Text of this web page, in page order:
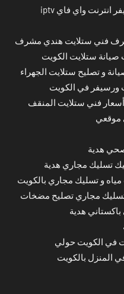
فني ستلايت مركزي المنقف رسيفر انترنت واي فاي iptv
فني ستلايت هندي مشرف
ستلايت الكويت
و تصليح ستلايت الجهراء
ورسيفر في الكويت
فني ستلايت المنقف
موقعي
هدية
تسليك مجاري هدية
و تسليك مجاري بالكويت
مجاري تصليح مضخات
هدية
في الكويت حولي
المنزل بالكويت